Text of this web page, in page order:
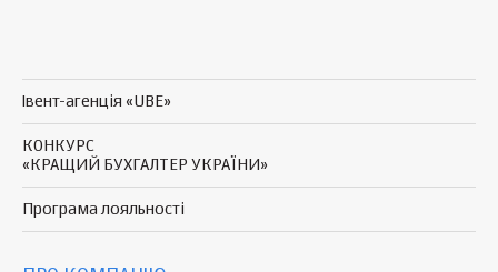
Івент-агенція «UBE»
КОНКУРС
«КРАЩИЙ БУХГАЛТЕР УКРАЇНИ»
Програма лояльності